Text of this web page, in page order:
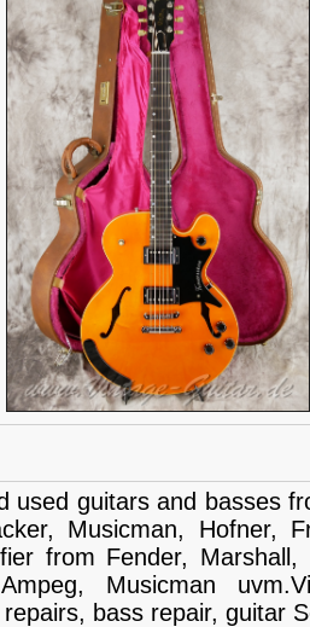
used guitars and basses
, Musicman, Hofner,
from Fender, Marshall,
Ampeg, Musicman
repairs, bass repair, guitar